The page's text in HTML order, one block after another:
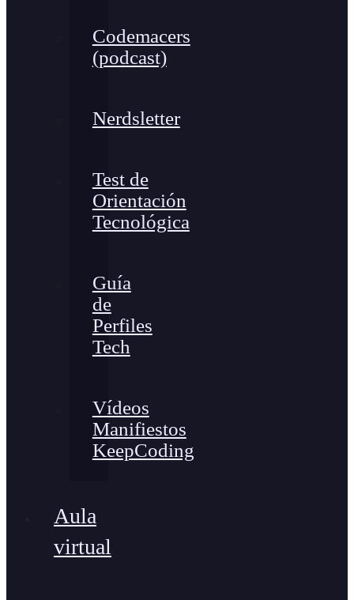
Codemacers
(podcast)
Nerdsletter
Test de
Orientación
Tecnológica
Guía
de
Perfiles
Tech
Vídeos
Manifiestos
KeepCoding
Aula
virtual